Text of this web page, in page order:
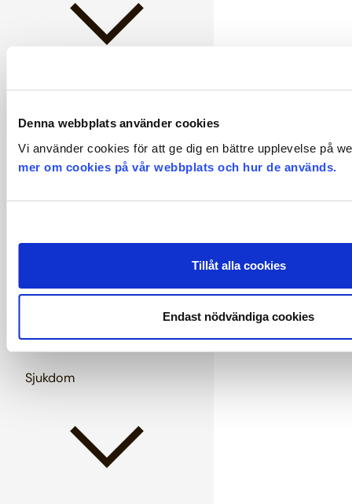
Denna webbplats använder cookies
Vi använder cookies för att ge dig en bättre upplevelse på
mer om cookies på vår webbplats och hur de används.
Tillåt alla cookies
Endast nödvändiga cookies
Pension och försäkringar
Semester
Sjukdom